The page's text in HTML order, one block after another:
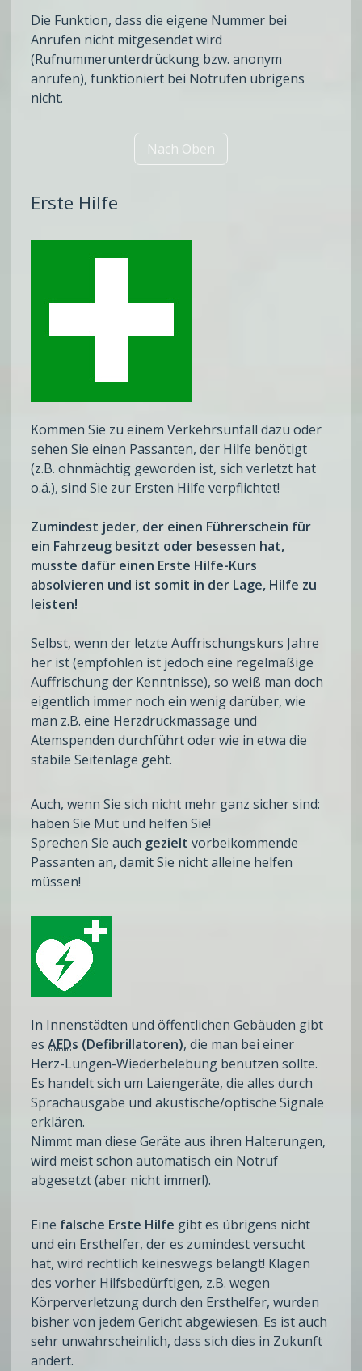
Die Funktion, dass die eigene Nummer bei
Anrufen nicht mitgesendet wird
(Rufnummerunterdrückung bzw. anonym
anrufen), funktioniert bei Notrufen übrigens
nicht.
Nach Oben
Erste Hilfe
Kommen Sie zu einem Verkehrsunfall dazu oder
sehen Sie einen Passanten, der Hilfe benötigt
(z.B. ohnmächtig geworden ist, sich verletzt hat
o.ä.), sind Sie zur Ersten Hilfe verpflichtet!
Zumindest jeder, der einen Führerschein für
ein Fahrzeug besitzt oder besessen hat,
musste dafür einen Erste Hilfe-Kurs
absolvieren und ist somit in der Lage, Hilfe zu
leisten!
Selbst, wenn der letzte Auffrischungskurs Jahre
her ist (empfohlen ist jedoch eine regelmäßige
Auffrischung der Kenntnisse), so weiß man doch
eigentlich immer noch ein wenig darüber, wie
man z.B. eine Herzdruckmassage und
Atemspenden durchführt oder wie in etwa die
stabile Seitenlage geht.
Auch, wenn Sie sich nicht mehr ganz sicher sind:
haben Sie Mut und helfen Sie!
Sprechen Sie auch gezielt vorbeikommende
Passanten an, damit Sie nicht alleine helfen
müssen!
In Innenstädten und öffentlichen Gebäuden gibt
esAEDs (Defibrillatoren), die man bei einer
Herz-Lungen-Wiederbelebung benutzen sollte.
Es handelt sich um Laiengeräte, die alles durch
Sprachausgabe und akustische/optische Signale
erklären.
Nimmt man diese Geräte aus ihren Halterungen,
wird meist schon automatisch ein Notruf
abgesetzt (aber nicht immer!).
Eine falsche Erste Hilfe gibt es übrigens nicht
und ein Ersthelfer, der es zumindest versucht
hat, wird rechtlich keineswegs belangt! Klagen
des vorher Hilfsbedürftigen, z.B. wegen
Körperverletzung durch den Ersthelfer, wurden
bisher von jedem Gericht abgewiesen. Es ist auch
sehr unwahrscheinlich, dass sich dies in Zukunft
ändert.